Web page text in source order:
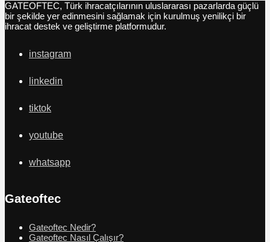
GATEOFTEC, Türk ihracatçılarının uluslararası pazarlarda güçlü
bir şekilde yer edinmesini sağlamak için kurulmuş yenilikçi bir
ihracat destek ve geliştirme platformudur.
instagram
linkedin
tiktok
youtube
whatsapp
Gateoftec
Gateoftec Nedir?
Gateoftec Nasıl Çalışır?